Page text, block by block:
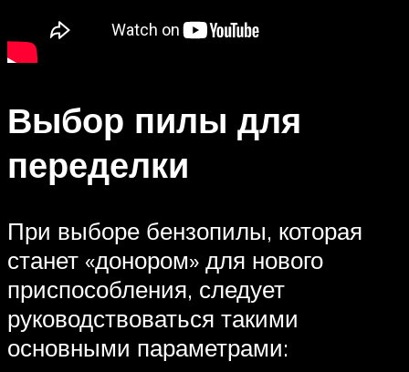
Выбор пилы для
переделки
При выборе бензопилы, которая
станет «донором» для нового
приспособления, следует
руководствоваться такими
основными параметрами: